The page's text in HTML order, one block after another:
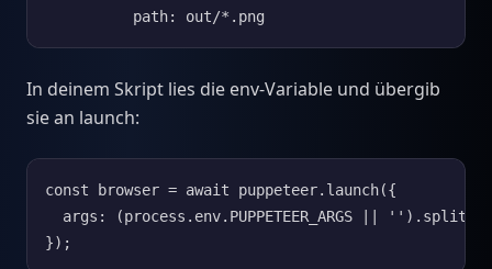
          path: out/*.png
In deinem Skript lies die env-Variable und übergib
sie an launch:
const browser = await puppeteer.launch({
args: (process.env.PUPPETEER_ARGS || '').split('
});